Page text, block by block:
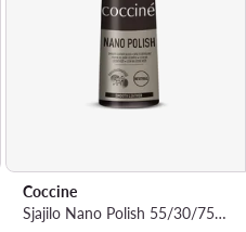
Coccine
Sjajilo Nano Polish 55/30/75/01/A/V4